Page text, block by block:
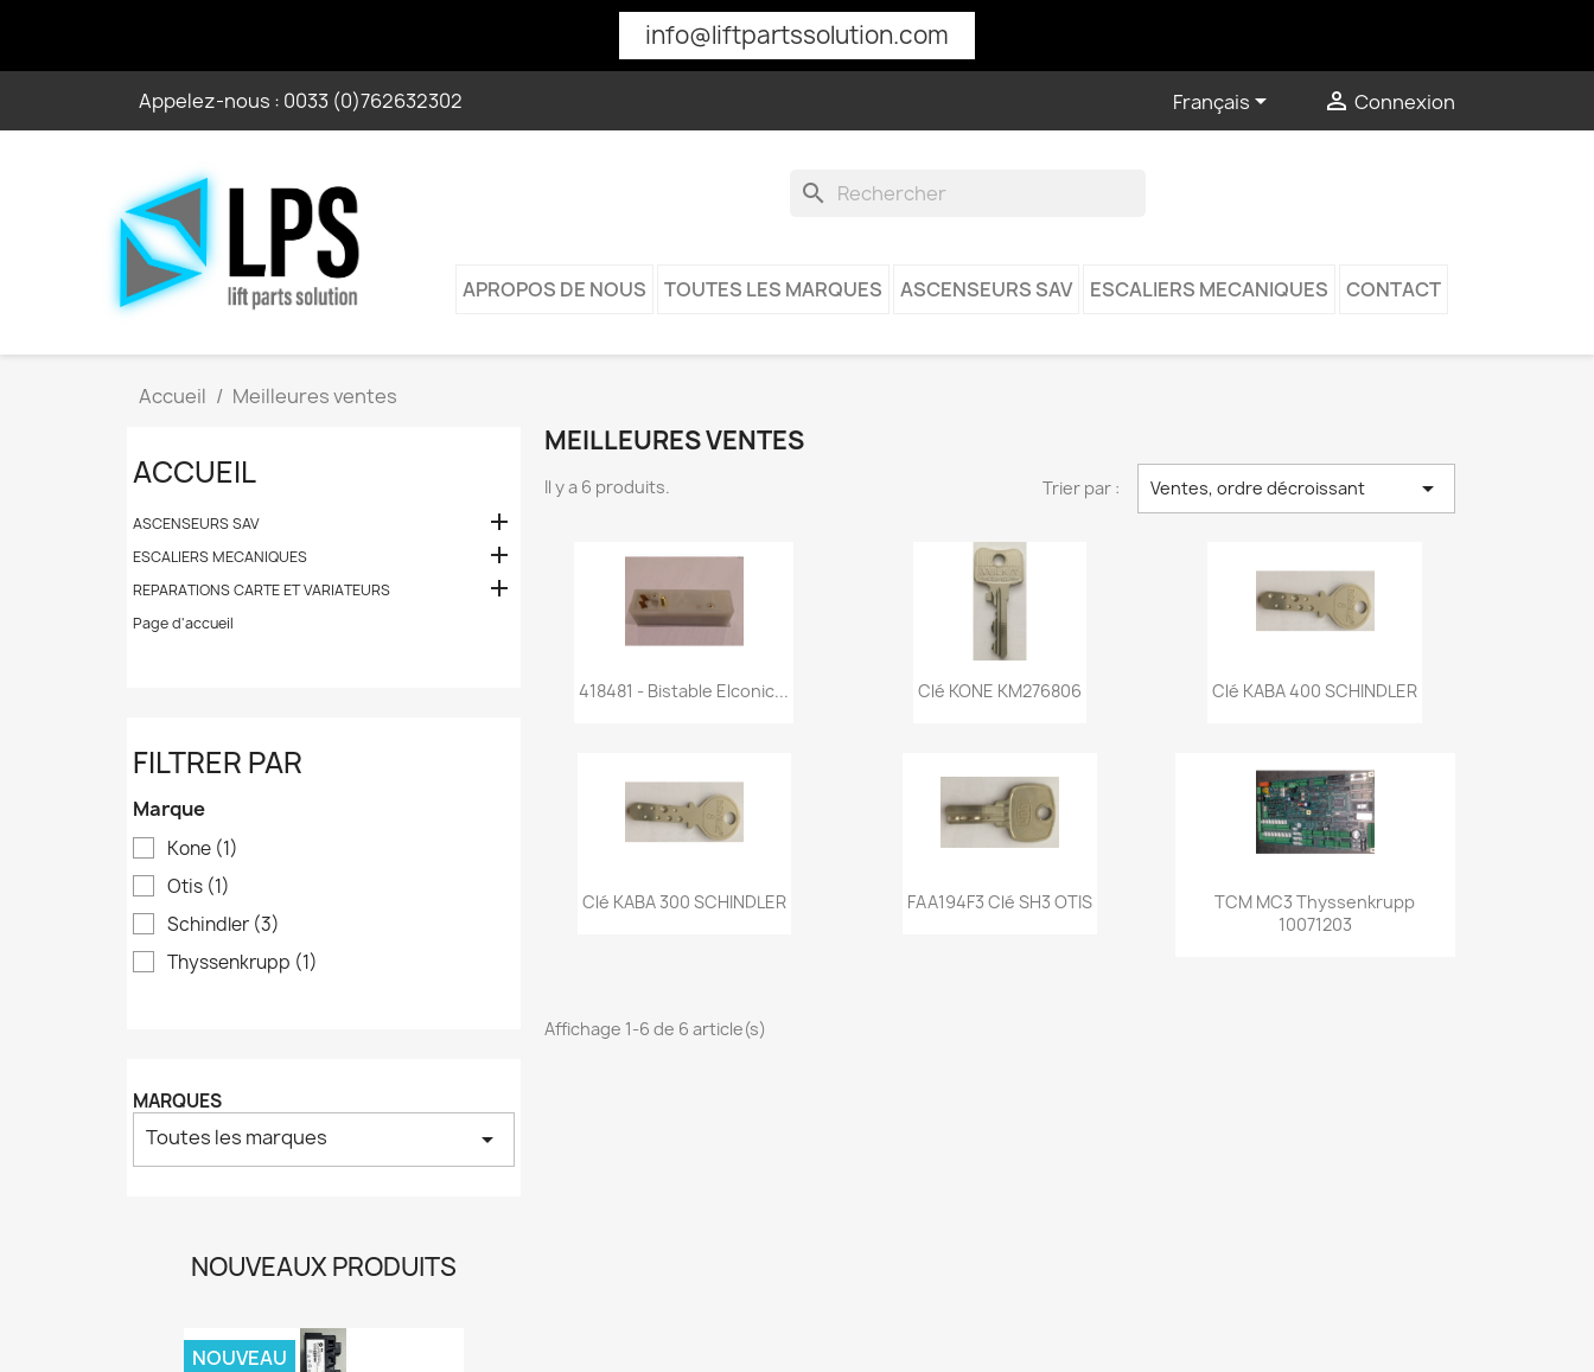
info@liftpartssolution.com
Appelez-nous : 0033 (0)762632302 Français  Connexion
search
APROPOS DE NOUS TOUTES LES MARQUES ASCENSEURS SAV ESCALIERS MECANIQUES CONTACT
Accueil Meilleures ventes
ACCUEIL
ASCENSEURS SAV 
ESCALIERS MECANIQUES 
REPARATIONS CARTE ET VARIATEURS 
Page d'accueil
FILTRER PAR
Marque
Kone (1)
Otis (1)
Schindler (3)
Thyssenkrupp (1)
MARQUES
Toutes les marques arrow_drop_down
NOUVEAUX PRODUITS
NOUVEAU
MEILLEURES VENTES
Il y a 6 produits. Trier par : Ventes, ordre décroissant 
 Aperçu rapide
418481 - Bistable Elconic...  Aperçu rapide
Clé KONE KM276806 Aperçu rapide
Clé KABA 400 SCHINDLER
Aperçu rapide
Clé KABA 300 SCHINDLER Aperçu rapide
FAA194F3 Clé SH3 OTIS Aperçu rapide
TCM MC3 Thyssenkrupp
10071203
Affichage 1-6 de 6 article(s)